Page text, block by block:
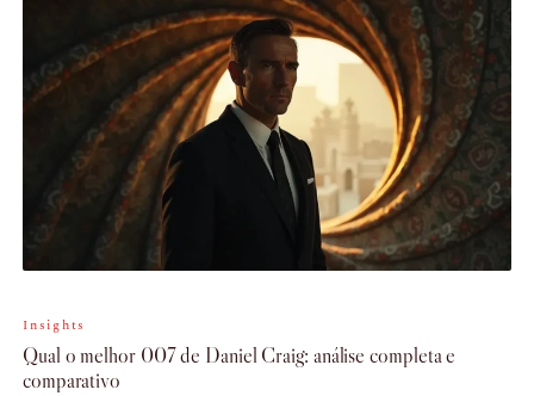
Insights
Qual o melhor 007 de Daniel Craig: análise completa e
comparativo